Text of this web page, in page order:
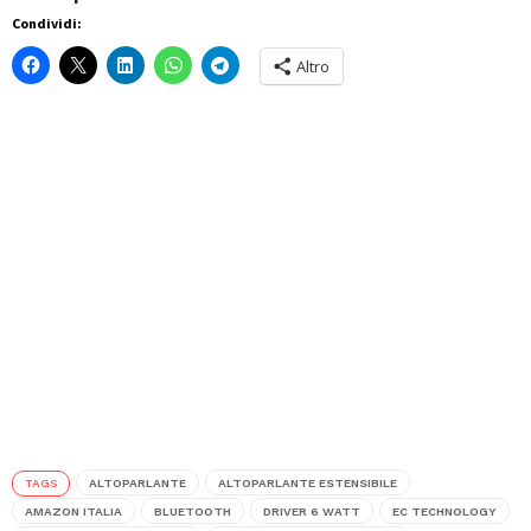
Condividi:
Altro
TAGS ALTOPARLANTE ALTOPARLANTE ESTENSIBILE
AMAZON ITALIA BLUETOOTH DRIVER 6 WATT EC TECHNOLOGY